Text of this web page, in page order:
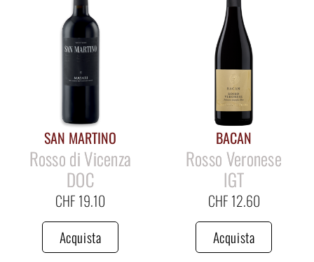
SAN MARTINO
Rosso di Vicenza
DOC
CHF 19.10
Acquista
BACAN
Rosso Veronese
IGT
CHF 12.60
Acquista